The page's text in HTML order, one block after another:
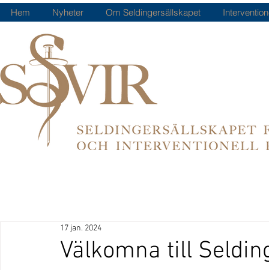
Hem Nyheter Om Seldingersällskapet
Välkomna till
17 jan. 2024